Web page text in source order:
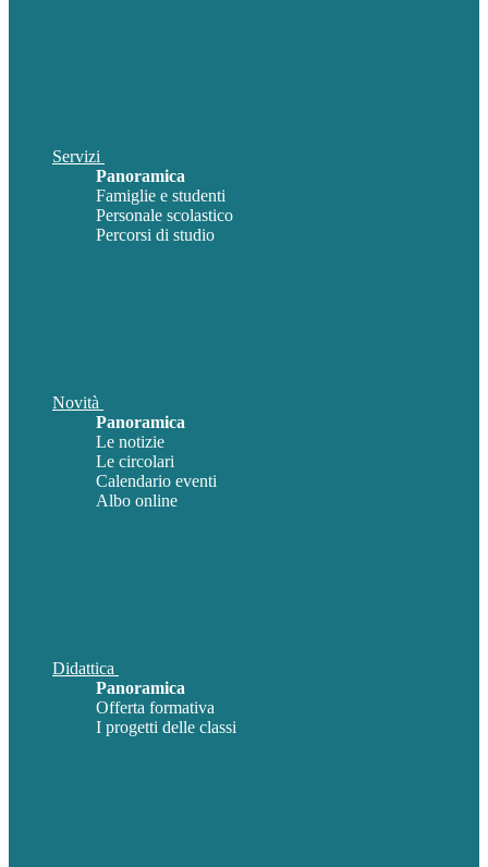
Servizi
Panoramica
Famiglie e studenti
Personale scolastico
Percorsi di studio
Novità
Panoramica
Le notizie
Le circolari
Calendario eventi
Albo online
Didattica
Panoramica
Offerta formativa
I progetti delle classi